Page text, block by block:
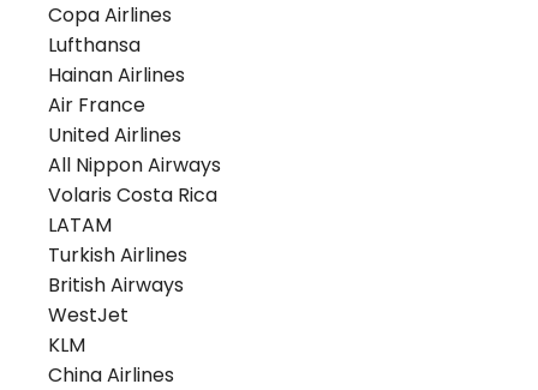
Copa Airlines
Lufthansa
Hainan Airlines
Air France
United Airlines
All Nippon Airways
Volaris Costa Rica
LATAM
Turkish Airlines
British Airways
WestJet
KLM
China Airlines